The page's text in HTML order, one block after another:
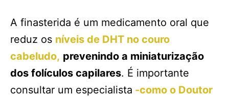
A finasterida é um medicamento oral que
reduz os níveis de DHT no couro
cabeludo, prevenindo a miniaturização
dos folículos capilares. É importante
consultar um especialista -como o Doutor